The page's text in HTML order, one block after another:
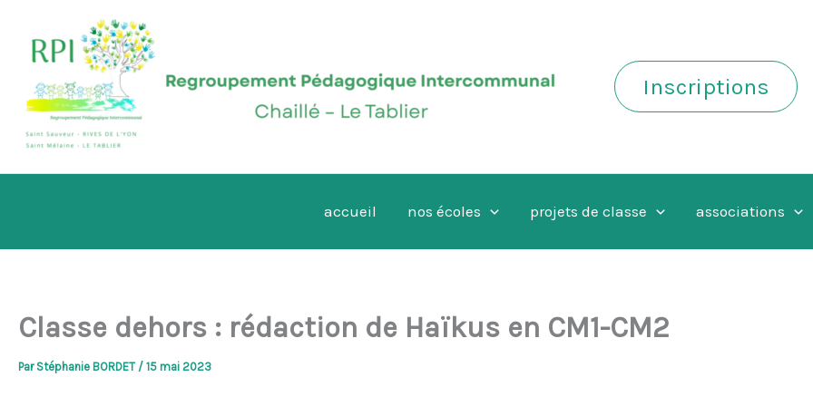
contenu
Inscriptions
accueil nos écoles projets de classe associations
Classe dehors : rédaction de Haïkus en CM1-CM2
Par Stéphanie BORDET / 15 mai 2023